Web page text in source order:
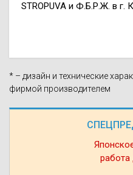
работа
STROPUVA и Ф.Б.Р.Ж. в г.
* – дизайн и технические
фирмой производителем